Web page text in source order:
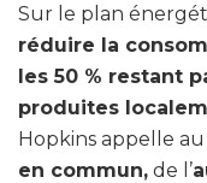
Sur le plan
réduire la
les 50 % restant
produites
Hopkins appelle
en commun, de l’